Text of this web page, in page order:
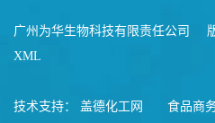
广州为华生物科技有限责任公司
XML
技术支持： 盖德化工网 食品商